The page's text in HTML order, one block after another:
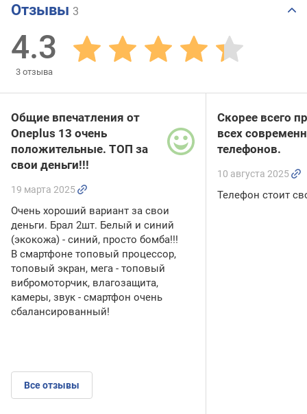
Отзывы 3
4.3
3 отзыва
Общие впечатления от
Oneplus 13 очень
положительные. ТОП за
свои деньги!!!
19 марта 2025
Очень хороший вариант за свои
деньги. Брал 2шт. Белый и синий
(экокожа) - синий, просто бомба!!!
В смартфоне топовый процессор,
топовый экран, мега - топовый
вибромоторчик, влагозащита,
камеры, звук - смартфон очень
сбалансированный!
Все отзывы
Скорее всего
всех
телефонов.
10 августа 2025
Телефон стоит